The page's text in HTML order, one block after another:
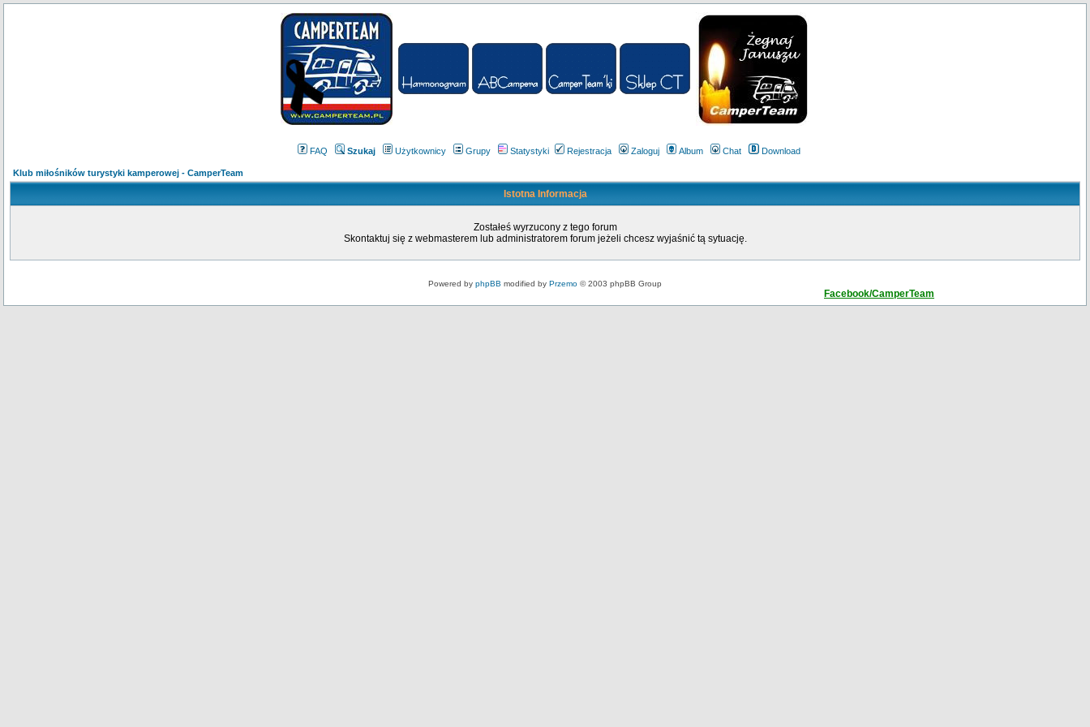
FAQ Szukaj Użytkownicy Grupy Statystyki Rejestracja Zaloguj Album Chat Download
Klub miłośników turystyki kamperowej - CamperTeam
Istotna Informacja
Zostałeś wyrzucony z tego forum
Skontaktuj się z webmasterem lub administratorem forum jeżeli chcesz wyjaśnić tą sytuację.
Powered by phpBB modified by Przemo © 2003 phpBB Group
Facebook/CamperTeam